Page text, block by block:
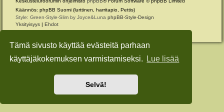
Tämä sivusto käyttää evästeitä parhaan
käyttäjäkokemuksen varmistamiseksi.
Lue lisää
Selvä!
Käännös: phpBB Suomi (lurttinen, harritapio, Pettis)
Style: Green-Style-Slim by Joyce&Luna phpBB-Style-Design
Yksityisyys | Ehdot